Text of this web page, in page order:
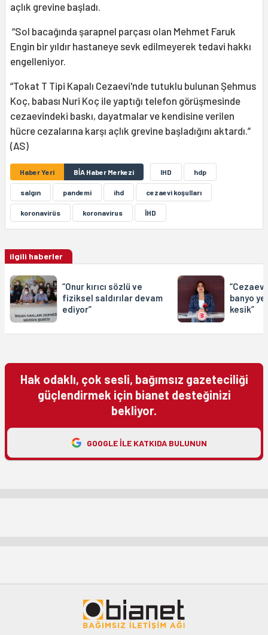
açlık grevine başladı.
“Sol bacağında şarapnel parçası olan Mehmet Faruk
Engin bir yıldır hastaneye sevk edilmeyerek tedavi hakkı
engelleniyor.
“Tokat T Tipi Kapalı Cezaevi'nde tutuklu bulunan Şehmus
Koç, babası Nuri Koç ile yaptığı telefon görüşmesinde
cezaevindeki baskı, dayatmalar ve kendisine verilen
hücre cezalarına karşı açlık grevine başladığını aktardı.”
(AS)
Haber Yeri BİA Haber Merkezi IHD hdp
salgın pandemi ihd cezaevi koşulları
koronavirüs koronavirus ÎHD
ilgili haberler
“Onur kırıcı sözlü ve
fiziksel saldırılar devam
ediyor”
banyo
kesik”
Hak odaklı, çok sesli, bağımsız gazeteciliği
güçlendirmek için bianet desteğinizi
bekliyor.
GOOGLE ILE KATKIDA BULUNUN